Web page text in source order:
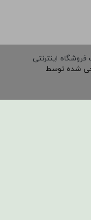
اینترنتی
شده توسط